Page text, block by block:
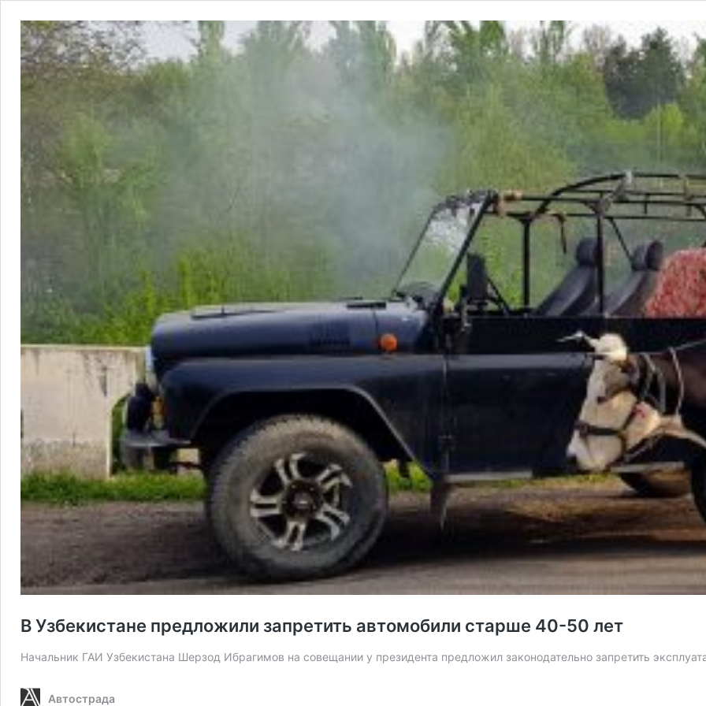
В Узбекистане предложили запретить автомобили старше 40-50 лет
Начальник ГАИ Узбекистана Шерзод Ибрагимов на совещании у президента предложил законодательно запретить
Автострада